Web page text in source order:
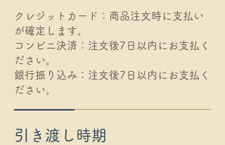
クレジットカード：商品注文時に支払い
が確定します。
コンビニ決済：注文後7日以内にお支払く
ださい。
銀行振り込み：注文後7日以内にお支払く
ださい。
引き渡し時期